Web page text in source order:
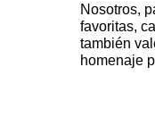
Nosotros,
favoritas,
también
homenaje